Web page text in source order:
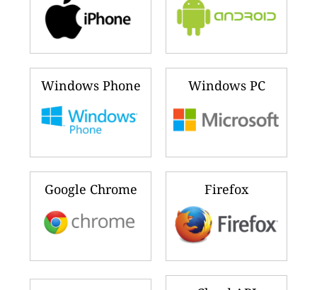
Windows Phone Windows PC
Google Chrome Firefox